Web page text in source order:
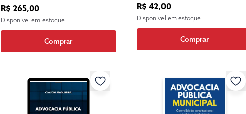
R$ 265,00
Disponível em estoque
Comprar
R$ 42,00
Disponível em estoque
Comprar